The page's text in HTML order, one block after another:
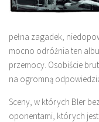
pełna zagadek,
mocno odróżnia ten
przemocy. Osobiście
na ogromną
Sceny, w których Bler
oponentami, których